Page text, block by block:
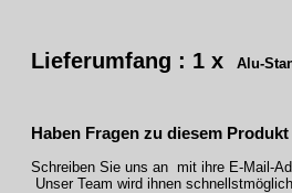
Lieferumfang : 1 x Alu-
Haben Fragen zu diesem Produkt
Schreiben Sie uns an mit ihre E-Mail-
Unser Team wird ihnen schnellstmöglich